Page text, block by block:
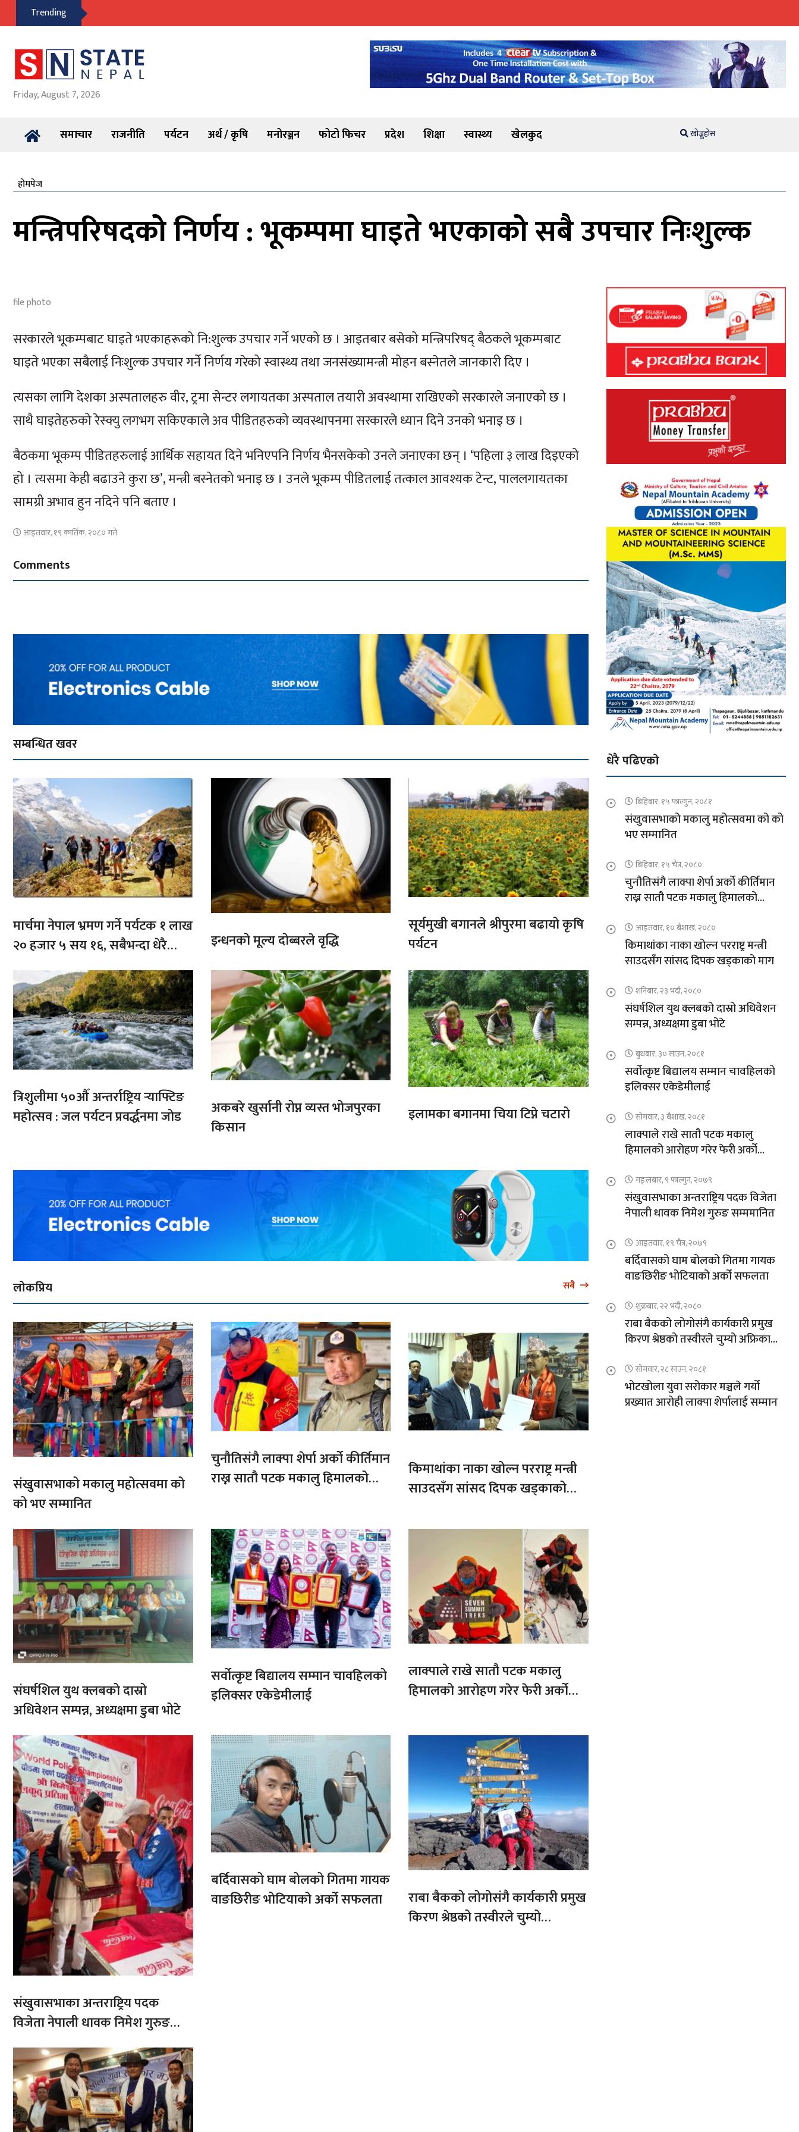
Trending
Friday, August 7, 2026
समाचार राजनीति पर्यटन अर्थ / कृषि मनोरञ्जन फोटो फिचर प्रदेश शिक्षा स्वास्थ्य खेलकुद खोज्नुहोस
होमपेज
मन्त्रिपरिषदको निर्णय : भूकम्पमा घाइते भएकाको सबै उपचार निःशुल्क
file photo
सरकारले भूकम्पबाट घाइते भएकाहरूको नि:शुल्क उपचार गर्ने भएको छ । आइतबार बसेको मन्त्रिपरिषद् बैठकले भूकम्पबाट
घाइते भएका सबैलाई निःशुल्क उपचार गर्ने निर्णय गरेको स्वास्थ्य तथा जनसंख्यामन्त्री मोहन बस्नेतले जानकारी दिए ।
त्यसका लागि देशका अस्पतालहरु वीर, ट्रमा सेन्टर लगायतका अस्पताल तयारी अवस्थामा राखिएको सरकारले जनाएको छ ।
साथै घाइतेहरुको रेस्क्यु लगभग सकिएकाले अव पीडितहरुको व्यवस्थापनमा सरकारले ध्यान दिने उनको भनाइ छ ।
बैठकमा भूकम्प पीडितहरुलाई आर्थिक सहायत दिने भनिएपनि निर्णय भैनसकेको उनले जनाएका छन् । ‘पहिला ३ लाख दिइएको
हो । त्यसमा केही बढाउने कुरा छ’, मन्त्री बस्नेतको भनाइ छ । उनले भूकम्प पीडितलाई तत्काल आवश्यक टेन्ट, पाललगायतका
सामग्री अभाव हुन नदिने पनि बताए ।
आइतवार, १९ कार्तिक, २०८० गते
Comments
सम्बन्धित खवर
मार्चमा नेपाल भ्रमण गर्ने पर्यटक १ लाख
२० हजार ५ सय १६, सबैभन्दा धेरै
भारतबाट
इन्धनको मूल्य दोब्बरले वृद्धि
सूर्यमुखी बगानले श्रीपुरमा बढायो कृषि
पर्यटन
त्रिशुलीमा ५०औँ अन्तर्राष्ट्रिय र्‍याफ्टिङ
महोत्सव : जल पर्यटन प्रवर्द्धनमा जोड
अकबरे खुर्सानी रोप्न व्यस्त भोजपुरका
किसान
इलामका बगानमा चिया टिप्ने चटारो
लोकप्रिय सबै
संखुवासभाको मकालु महोत्सवमा को
को भए सम्मानित
चुनौतिसंगै लाक्पा शेर्पा अर्को कीर्तिमान
राख्न सातौ पटक मकालु हिमालको
किमाथांका नाका खोल्न परराष्ट्र मन्त्री
साउदसँग सांसद दिपक खड्काको
संघर्षशिल युथ क्लबको दास्रो
अधिवेशन सम्पन्न, अध्यक्षमा डुबा भोटे
सर्वोत्कृष्ट बिद्यालय सम्मान चावहिलको
इलिक्सर एकेडेमीलाई
लाक्पाले राखे सातौ पटक मकालु
हिमालको आरोहण गरेर फेरी अर्को
संखुवासभाका अन्तराष्ट्रिय पदक
विजेता नेपाली धावक निमेश गुरुङ
सम्ममानित
बर्दिवासको घाम बोलको गितमा गायक
वाङछिरीङ भोटियाको अर्को सफलता
राबा बैकको लोगोसंगै कार्यकारी प्रमुख
किरण श्रेष्ठको तस्वीरले चुम्यो
धेरै पढिएको
बिहिबार, १५ फाल्गुन, २०८१
संखुवासभाको मकालु महोत्सवमा को को
भए सम्मानित
बिहिबार, १५ चैत्र, २०८०
चुनौतिसंगै लाक्पा शेर्पा अर्को कीर्तिमान
राख्न सातौ पटक मकालु हिमालको
आइतवार, १० बैशाख, २०८०
किमाथांका नाका खोल्न परराष्ट्र मन्त्री
साउदसँग सांसद दिपक खड्काको माग
शनिबार, २३ भदौ, २०८०
संघर्षशिल युथ क्लबको दास्रो अधिवेशन
सम्पन्न, अध्यक्षमा डुबा भोटे
बुधबार, ३० साउन, २०८१
सर्वोत्कृष्ट बिद्यालय सम्मान चावहिलको
इलिक्सर एकेडेमीलाई
सोमवार, ३ बैशाख, २०८१
लाक्पाले राखे सातौ पटक मकालु
हिमालको आरोहण गरेर फेरी अर्को
मङ्लबार, ९ फाल्गुन, २०७९
संखुवासभाका अन्तराष्ट्रिय पदक विजेता
नेपाली धावक निमेश गुरुङ सम्ममानित
आइतवार, १९ चैत्र, २०७९
बर्दिवासको घाम बोलको गितमा गायक
वाङछिरीङ भोटियाको अर्को सफलता
शुक्रबार, २२ भदौ, २०८०
राबा बैकको लोगोसंगै कार्यकारी प्रमुख
किरण श्रेष्ठको तस्वीरले चुम्यो अफ्रिकाको
सोमवार, २८ साउन, २०८१
भोटखोला युवा सरोकार मञ्चले गर्यो
प्रख्यात आरोही लाक्पा शेर्पालाई सम्मान